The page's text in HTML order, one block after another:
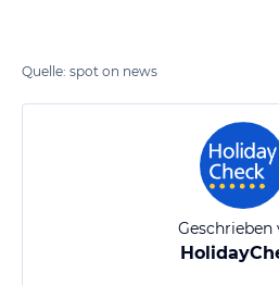
Quelle: spot on news
Geschrieben